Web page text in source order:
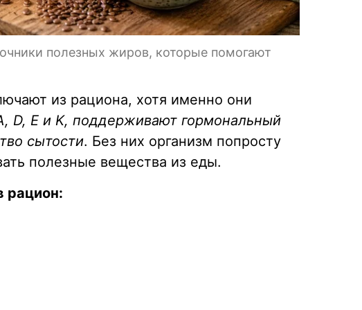
полезных жиров, которые помогают
из рациона, хотя именно они
D, E и K, поддерживают гормональный
сытости. Без них организм попросту
полезные вещества из еды.
рацион: